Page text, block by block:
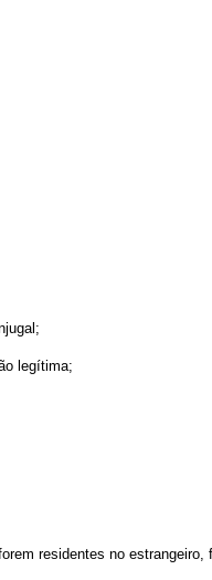
legítima;
residentes no estrangeiro,